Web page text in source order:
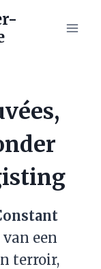
van een
terroir,